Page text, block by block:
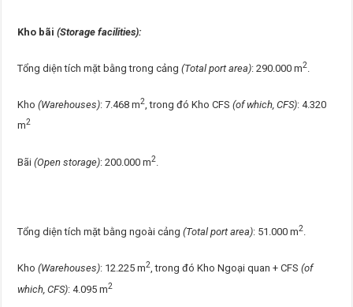
Kho bãi(Storage facilities):
Tổng diện tích mặt bằng trong cảng(Total port area): 290.000 m2.
Kho(Warehouses): 7.468 m2, trong đó Kho CFS(of which, CFS): 4.320
m2
Bãi(Open storage): 200.000 m2.
Tổng diện tích mặt bằng ngoài cảng(Total port area): 51.000 m2.
Kho(Warehouses): 12.225 m2, trong đó Kho Ngoại quan + CFS(of
which, CFS): 4.095 m2